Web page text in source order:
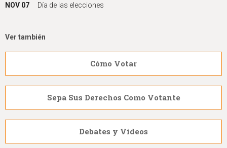
NOV 07 Día de las elecciones
Ver también
Cómo Votar
Sepa Sus Derechos Como Votante
Debates y Vídeos